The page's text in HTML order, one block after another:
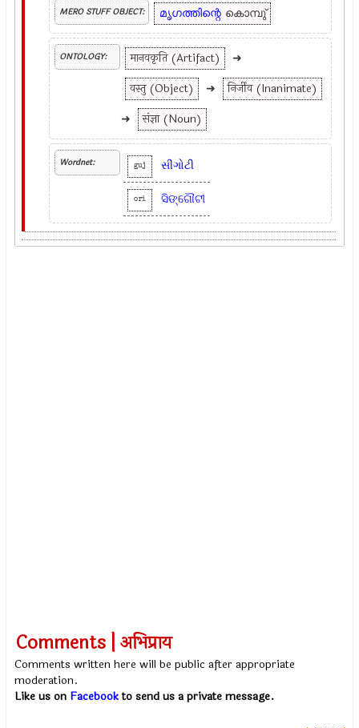
MERO STUFF OBJECT: മൃഗത്തിന്റെ കൊമ്പു്‌
ONTOLOGY: मानवकृति (Artifact)
➜
वस्तु (Object)
➜
निर्जीव (Inanimate)
➜
संज्ञा (Noun)
Wordnet: guj સીંગોટી
ori ସିଙ୍ଗୌଟୀ
Comments | अभिप्राय
Comments written here will be public after appropriate
moderation.
Like us on Facebookto send us a private message.